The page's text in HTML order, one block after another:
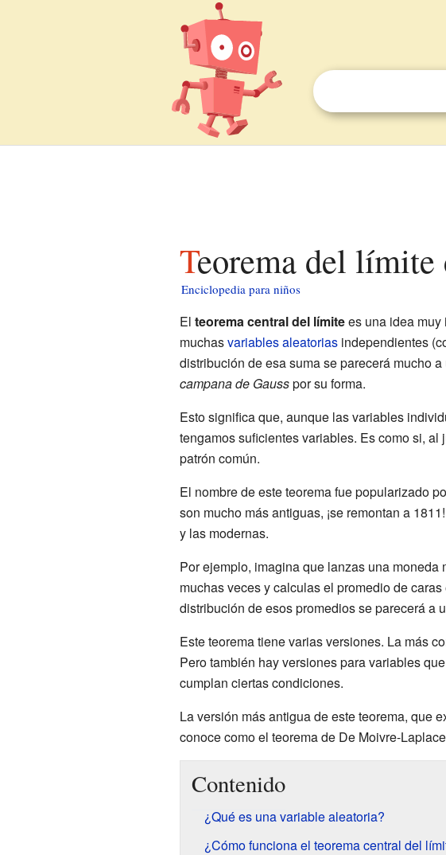
Teorema del
Enciclopedia para niños
El teorema central del límitees una idea muy
muchasvariables aleatoriasindependientes
distribución de esa suma se parecerá mucho a
campana de Gausspor su forma.
Esto significa que, aunque las variables
tengamos suficientes variables. Es como si,
patrón común.
El nombre de este teorema fue popularizado
son mucho más antiguas, ¡se remontan a
y las modernas.
Por ejemplo, imagina que lanzas una
muchas veces y calculas el promedio de
distribución de esos promedios se parecerá a
Este teorema tiene varias versiones. La más
Pero también hay versiones para variables
cumplan ciertas condiciones.
La versión más antigua de este teorema, que
conoce como el teorema de De Moivre-
Contenido
¿Qué es una variable aleatoria?
¿Cómo funciona el teorema central del